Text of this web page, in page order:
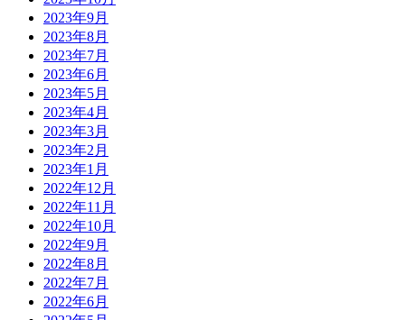
2023年9月
2023年8月
2023年7月
2023年6月
2023年5月
2023年4月
2023年3月
2023年2月
2023年1月
2022年12月
2022年11月
2022年10月
2022年9月
2022年8月
2022年7月
2022年6月